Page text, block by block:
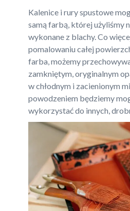
Kalenice i rury spustowe
samą farbą, której użyliśmy
wykonane z blachy. Co
pomalowaniu całej
farba, możemy
zamkniętym, oryginalnym
w chłodnym i zacienionym
powodzeniem będziemy
wykorzystać do innych,